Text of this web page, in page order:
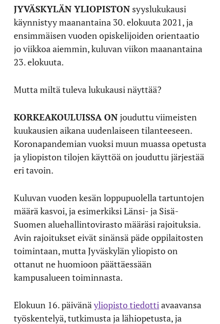
JYVÄSKYLÄN YLIOPISTON syyslukukausi
käynnistyy maanantaina 30. elokuuta 2021, ja
ensimmäisen vuoden opiskelijoiden orientaatio
jo viikkoa aiemmin, kuluvan viikon maanantaina
23. elokuuta.
Mutta miltä tuleva lukukausi näyttää?
KORKEAKOULUISSA ONjouduttu viimeisten
kuukausien aikana uudenlaiseen tilanteeseen.
Koronapandemian vuoksi muun muassa opetusta
ja yliopiston tilojen käyttöä on jouduttu järjestää
eri tavoin.
Kuluvan vuoden kesän loppupuolella tartuntojen
määrä kasvoi, ja esimerkiksi Länsi- ja Sisä-
Suomen aluehallintovirasto määräsi rajoituksia.
Avin rajoitukset eivät sinänsä päde oppilaitosten
toimintaan, mutta Jyväskylän yliopisto on
ottanut ne huomioon päättäessään
kampusalueen toiminnasta.
Elokuun 16. päivänäyliopisto tiedottiavaavansa
työskentelyä, tutkimusta ja lähiopetusta, ja